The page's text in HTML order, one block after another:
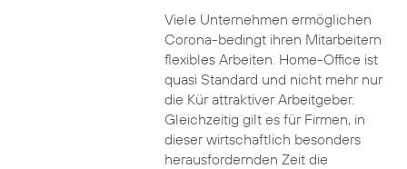
Viele Unternehmen ermöglichen
Corona-bedingt ihren Mitarbeitern
flexibles Arbeiten. Home-Office ist
quasi Standard und nicht mehr nur
die Kür attraktiver Arbeitgeber.
Gleichzeitig gilt es für Firmen, in
dieser wirtschaftlich besonders
herausfordernden Zeit die